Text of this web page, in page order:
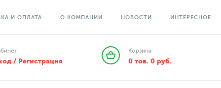
И ОПЛАТА О КОМПАНИИ НОВОСТИ ИНТЕРЕСНОЕ
/ Регистрация
Корзина
0 тов. 0руб.